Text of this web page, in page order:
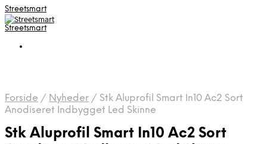
Streetsmart
Streetsmart
Forside / Nyheder / Stk Aluprofil Smart In10 Ac2 Sort
Anodiseret Indbygget Led Skinne
Stk Aluprofil Smart In10 Ac2 Sort